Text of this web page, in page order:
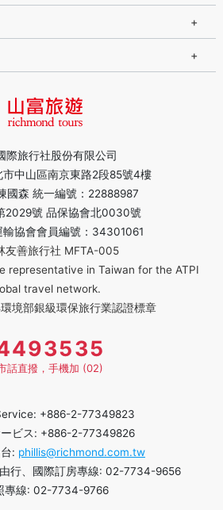
際旅行社股份有限公司
中山區南京東路2段85號4樓
國森 統一編號：22888987
2029號 品保協會北0030號
輸協會會員編號：34301061
友善旅行社 MFTA-005
representative in Taiwan for the ATPI
travel network.
境部銀級環保旅行業認證標章
話直撥，手機加 (02)
+886-2-77349823
ービス: +886-2-77349826
: phillis@richmond.com.tw
行、國際訂房專線: 02-7734-9656
專線: 02-7734-9766